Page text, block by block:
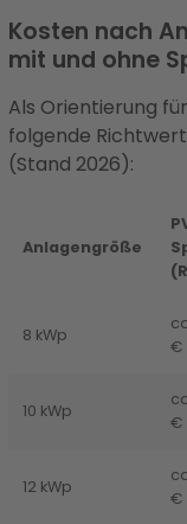
Kosten nach
mit und ohne
Als Orientierung
folgende
(Stand 2026):
Anlagengröße
8 kWp
€
10 kWp
€
12 kWp
€